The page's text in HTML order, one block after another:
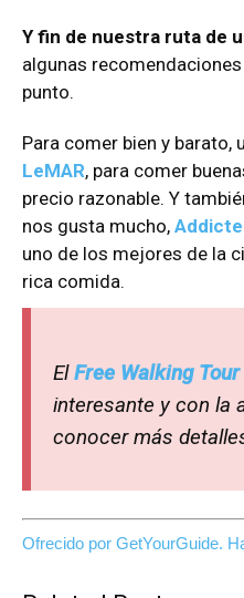
Y fin de nuestra ruta de
algunas
punto.
Para comer bien y barato,
LeMAR, para comer
precio razonable. Y
nos gusta mucho,
uno de los mejores de la
rica comida.
ElFree Walking Tour
interesante y con la
conocer más
Ofrecido por GetYourGuide.